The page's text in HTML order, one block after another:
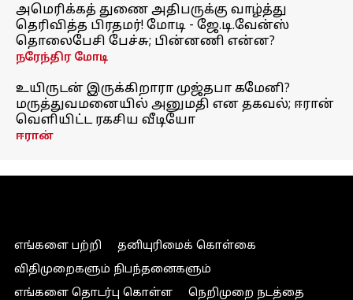
அமெரிக்கத் துணை அதிபருக்கு வாழ்த்து
தெரிவித்த பிரதமர்! மோடி - ஜே.டி.வேன்ஸ்
தொலைபேசி பேச்சு; பின்னணி என்ன?
நரேந்திர மோடி
உயிருடன் இருக்கிறாரா முஜ்தபா கமேனி?
மருத்துவமனையில் அனுமதி என தகவல்; ஈரான்
வெளியிட்ட ரகசிய வீடியோ
ஈரான்
எங்களை பற்றி
தனியுரிமைக் கொள்கை
விதிமுறைகளும் நிபந்தனைகளும்
எங்களை தொடர்பு கொள்ள
நெறிமுறை நடத்தை